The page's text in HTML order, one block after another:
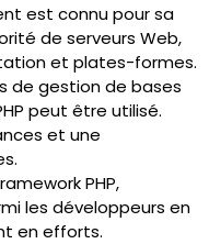
est connu pour sa
de serveurs Web,
et plates-formes.
de gestion de bases
peut être utilisé.
et une
PHP,
les développeurs en
en efforts.